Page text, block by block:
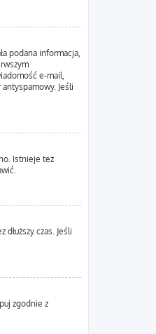
podana informacja,
e-mail,
Jeśli
Istnieje też
czas. Jeśli
zgodnie z